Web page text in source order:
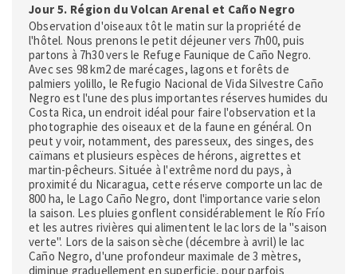
Jour 5. Région du Volcan Arenal et Caño Negro
Observation d'oiseaux tôt le matin sur la propriété de
l'hôtel. Nous prenons le petit déjeuner vers 7h00, puis
partons à 7h30 vers le Refuge Faunique de Caño Negro.
Avec ses 98 km2 de marécages, lagons et forêts de
palmiers yolillo, le Refugio Nacional de Vida Silvestre Caño
Negro est l'une des plus importantes réserves humides du
Costa Rica, un endroit idéal pour faire l'observation et la
photographie des oiseaux et de la faune en général. On
peut y voir, notamment, des paresseux, des singes, des
caïmans et plusieurs espèces de hérons, aigrettes et
martin-pêcheurs. Située à l'extrême nord du pays, à
proximité du Nicaragua, cette réserve comporte un lac de
800 ha, le Lago Caño Negro, dont l'importance varie selon
la saison. Les pluies gonflent considérablement le Río Frío
et les autres rivières qui alimentent le lac lors de la "saison
verte". Lors de la saison sèche (décembre à avril) le lac
Caño Negro, d'une profondeur maximale de 3 mètres,
diminue graduellement en superficie, pour parfois